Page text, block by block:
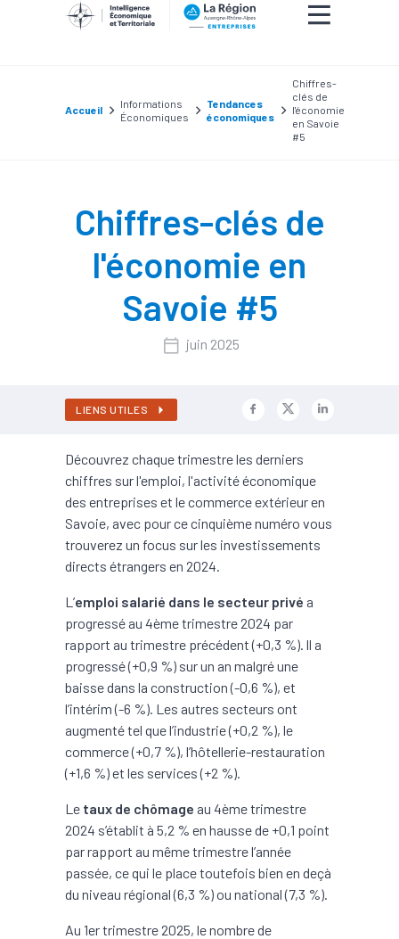
Accueil
Informations
Économiques
Tendances
économiques
Chiffres-
clés de
l'économie
en Savoie
#5
Chiffres-clés de
l'économie en
Savoie #5
juin 2025
LIENS UTILES
Découvrez chaque trimestre les derniers
chiffres sur l'emploi, l'activité économique
des entreprises et le commerce extérieur en
Savoie, avec pour ce cinquième numéro vous
trouverez un focus sur les investissements
directs étrangers en 2024.
L’emploi salarié dans le secteur privé a
progressé au 4ème trimestre 2024 par
rapport au trimestre précédent (+0,3 %). Il a
progressé (+0,9 %) sur un an malgré une
baisse dans la construction (-0,6 %), et
l’intérim (-6 %). Les autres secteurs ont
augmenté tel que l’industrie (+0,2 %), le
commerce (+0,7 %), l’hôtellerie-restauration
(+1,6 %) et les services (+2 %).
Le taux de chômage au 4ème trimestre
2024 s’établit à 5,2 % en hausse de +0,1 point
par rapport au même trimestre l’année
passée, ce qui le place toutefois bien en deçà
du niveau régional (6,3 %) ou national (7,3 %).
Au 1er trimestre 2025, le nombre de